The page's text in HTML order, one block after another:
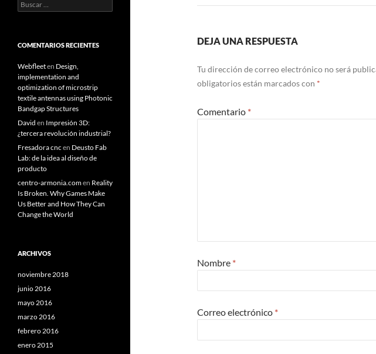
DEJA UNA RESPUESTA
Tu dirección de correo electrónico no será
obligatorios están marcados con *
Comentario *
Nombre *
Correo electrónico *
Buscar:
COMENTARIOS RECIENTES
Webfleeten Design,
implementation and
optimization of microstrip
textile antennas using Photonic
Bandgap Structures
David en Impresión 3D:
¿tercera revolución industrial?
Fresadora cnc en Deusto Fab
Lab: de la idea al diseño de
producto
centro-armonia.comen Reality
Is Broken. Why Games Make
Us Better and How They Can
Change the World
ARCHIVOS
noviembre 2018
junio 2016
mayo 2016
marzo 2016
febrero 2016
enero 2015